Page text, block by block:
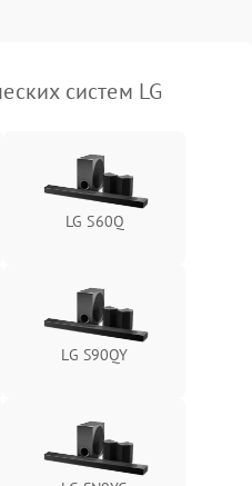
Подробнее →
Подробнее →
систем LG
LG S60Q
LG S90QY